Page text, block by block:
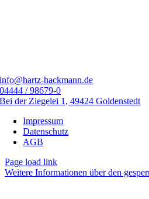
info@hartz-hackmann.de
04444 / 98679-0
Bei der Ziegelei 1, 49424 Goldenstedt
Impressum
Datenschutz
AGB
Page load link
Weitere Informationen über den